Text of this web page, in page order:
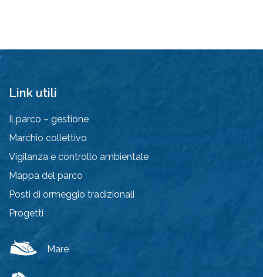
Link utili
Il parco – gestione
Marchio collettivo
Vigilanza e controllo ambientale
Mappa del parco
Posti di ormeggio tradizionali
Progetti
Mare